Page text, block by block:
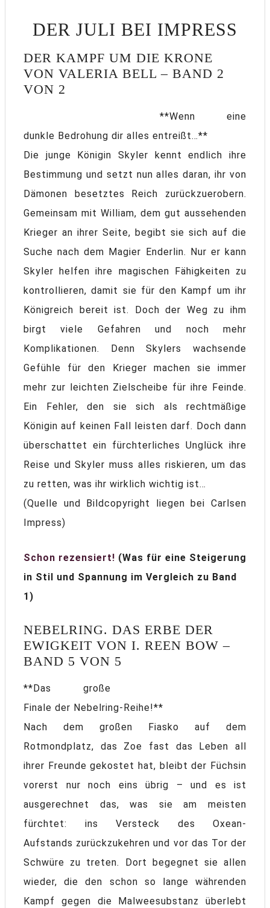
DER JULI BEI IMPRESS
DER KAMPF UM DIE KRONE
VON VALERIA BELL – BAND 2
VON 2
**Wenn eine
dunkle Bedrohung dir alles entreißt…**
Die junge Königin Skyler kennt endlich ihre
Bestimmung und setzt nun alles daran, ihr von
Dämonen besetztes Reich zurückzuerobern.
Gemeinsam mit William, dem gut aussehenden
Krieger an ihrer Seite, begibt sie sich auf die
Suche nach dem Magier Enderlin. Nur er kann
Skyler helfen ihre magischen Fähigkeiten zu
kontrollieren, damit sie für den Kampf um ihr
Königreich bereit ist. Doch der Weg zu ihm
birgt viele Gefahren und noch mehr
Komplikationen. Denn Skylers wachsende
Gefühle für den Krieger machen sie immer
mehr zur leichten Zielscheibe für ihre Feinde.
Ein Fehler, den sie sich als rechtmäßige
Königin auf keinen Fall leisten darf. Doch dann
überschattet ein fürchterliches Unglück ihre
Reise und Skyler muss alles riskieren, um das
zu retten, was ihr wirklich wichtig ist…
(Quelle und Bildcopyright liegen bei Carlsen
Impress)
Schon rezensiert! (Was für eine Steigerung
in Stil und Spannung im Vergleich zu Band
1)
NEBELRING. DAS ERBE DER
EWIGKEIT VON I. REEN BOW –
BAND 5 VON 5
**Das große
Finale der Nebelring-Reihe!**
Nach dem großen Fiasko auf dem
Rotmondplatz, das Zoe fast das Leben all
ihrer Freunde gekostet hat, bleibt der Füchsin
vorerst nur noch eins übrig – und es ist
ausgerechnet das, was sie am meisten
fürchtet: ins Versteck des Oxean-
Aufstands zurückzukehren und vor das Tor der
Schwüre zu treten. Dort begegnet sie allen
wieder, die den schon so lange währenden
Kampf gegen die Malweesubstanz überlebt